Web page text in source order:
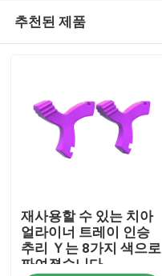
집
추천된 제품
재사용할 수 있는 치아
얼라이너 트레이 인승
추리 Ｙ는 8가지 색으로
짜여졌습니다